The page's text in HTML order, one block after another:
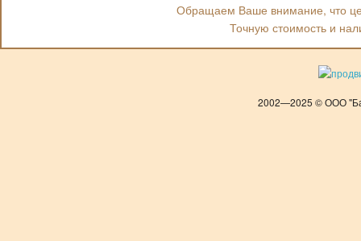
Обращаем Ваше внимание, что
Точную стоимость и
2002—2025 © ООО